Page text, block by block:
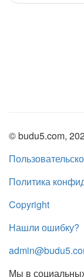
© budu5.com,
Политика
Copyright
Нашли ошибку?
Мы в